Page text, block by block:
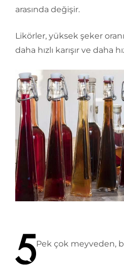
arasında değişir.
Likörler, yüksek şeker
daha hızlı karışır ve daha
Pek çok meyveden,